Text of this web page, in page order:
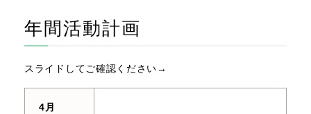
年間活動計画
スライドしてご確認ください→
4月